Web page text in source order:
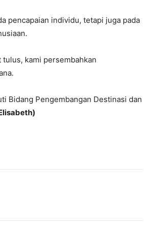
pencapaian individu, tetapi juga pada
tulus, kami persembahkan
Bidang Pengembangan Destinasi dan